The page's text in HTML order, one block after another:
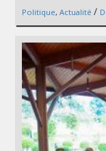
Politique, Actualité /